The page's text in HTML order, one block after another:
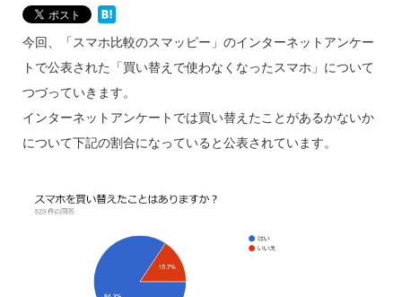
今回、「スマホ比較のスマッピー」のインターネットアンケー
トで公表された「買い替えで使わなくなったスマホ」について
つづっていきます。
インターネットアンケートでは買い替えたことがあるかないか
について下記の割合になっていると公表されています。